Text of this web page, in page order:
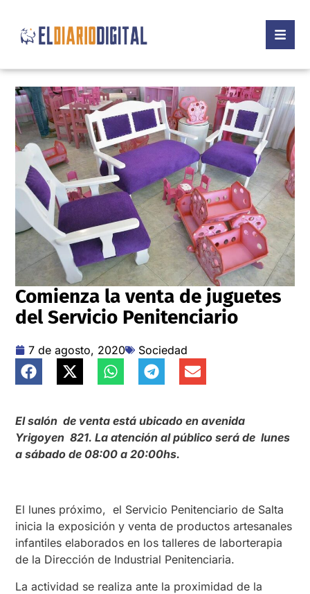
Comienza la venta de juguetes
del Servicio Penitenciario
7 de agosto, 2020 Sociedad
El salón de venta está ubicado en avenida
Yrigoyen 821. La atención al público será de lunes
a sábado de 08:00 a 20:00hs.
El lunes próximo, el Servicio Penitenciario de Salta
inicia la exposición y venta de productos artesanales
infantiles elaborados en los talleres de laborterapia
de la Dirección de Industrial Penitenciaria.
La actividad se realiza ante la proximidad de la